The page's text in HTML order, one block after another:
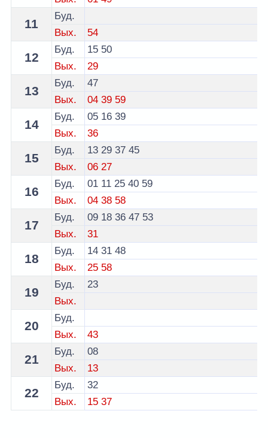
11
Буд.
Вых.
54
12
Буд. 15 50
Вых.
29
13
Буд.
47
Вых.
04 39 59
14
Буд. 05 16 39
Вых.
36
15
Буд. 13 29 37 45
Вых.
06 27
16
Буд. 01 11 25 40 59
Вых.
04 38 58
17
Буд. 09 18 36 47 53
Вых.
31
18
Буд. 14 31 48
Вых.
25 58
19
Буд.
23
Вых.
20
Буд.
Вых.
43
21
Буд.
08
Вых.
13
22
Буд.
32
Вых.
15 37